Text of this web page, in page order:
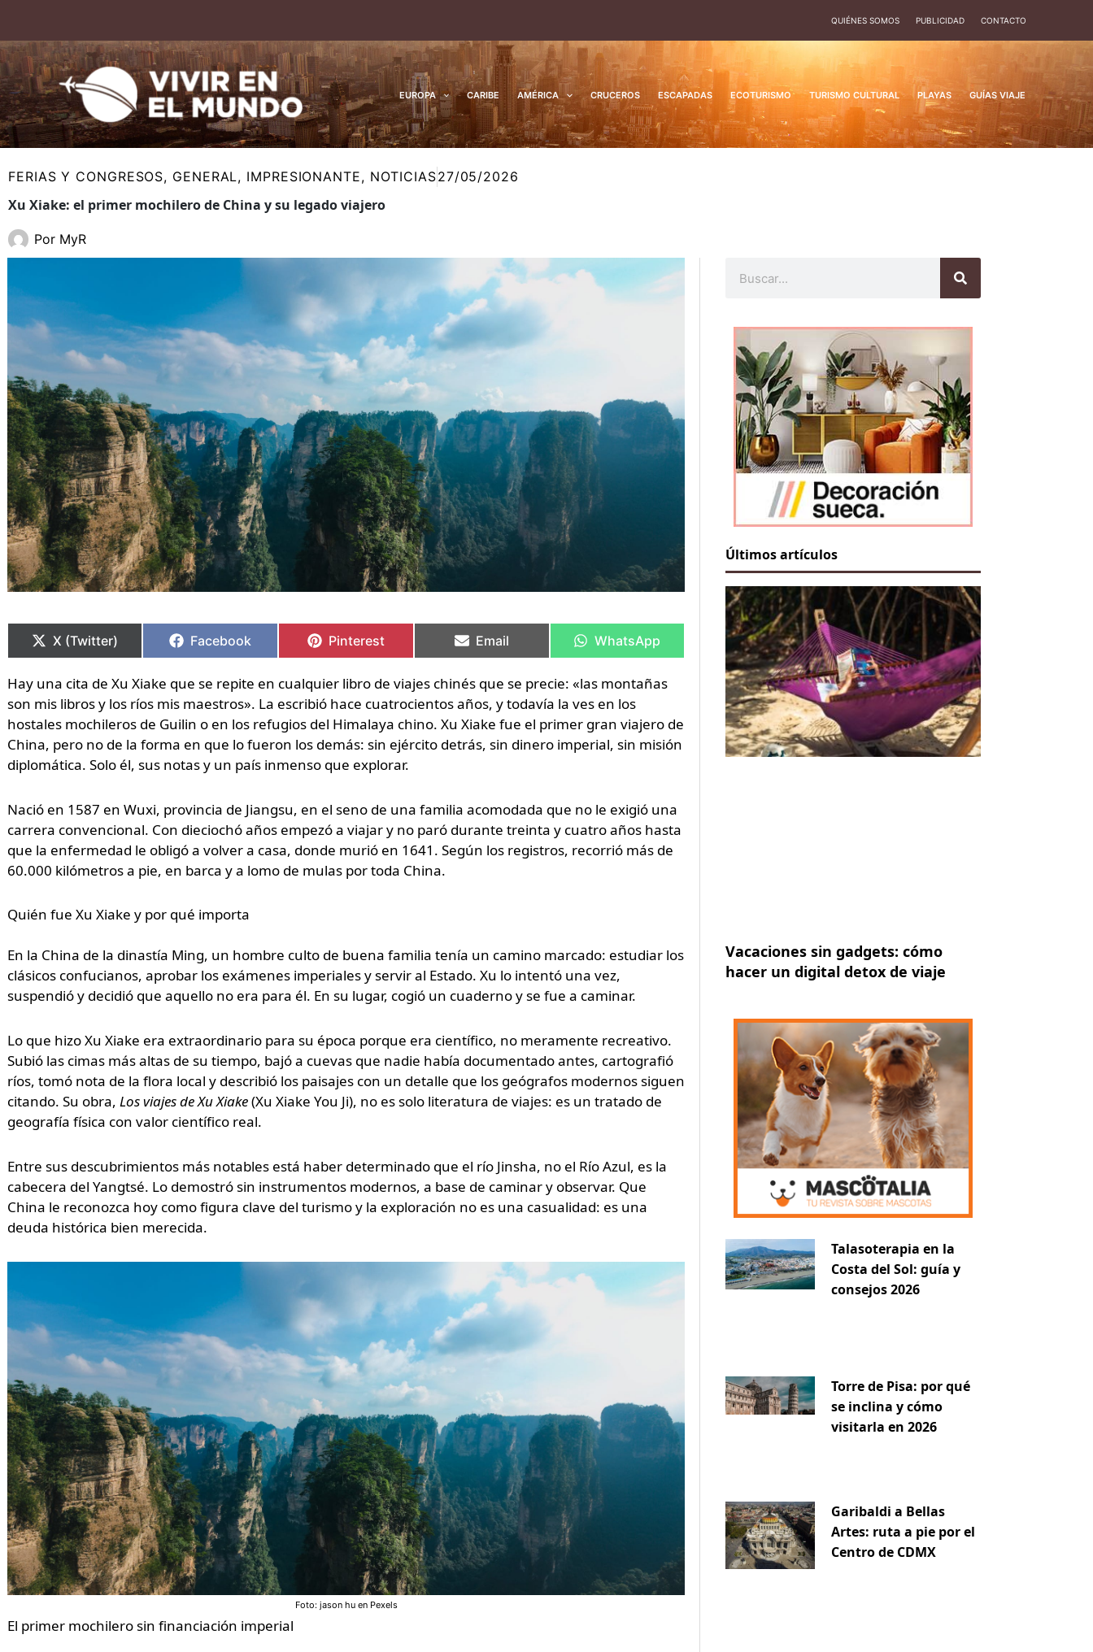
contenido
QUIÉNES SOMOS PUBLICIDAD CONTACTO
EUROPA CARIBE AMÉRICA CRUCEROS ESCAPADAS ECOTURISMO TURISMO CULTURAL PLAYAS GUÍAS VIAJE
FERIAS Y CONGRESOS, GENERAL, IMPRESIONANTE, NOTICIAS27/05/2026
Xu Xiake: el primer mochilero de China y su legado viajero
Por MyR
en
X (Twitter)
en
Facebook
en
Pinterest
en
Email
en
WhatsApp
Hay una cita de Xu Xiake que se repite en cualquier libro de viajes chinés que se precie: «las montañas
son mis libros y los ríos mis maestros». La escribió hace cuatrocientos años, y todavía la ves en los
hostales mochileros de Guilin o en los refugios del Himalaya chino. Xu Xiake fue el primer gran viajero de
China, pero no de la forma en que lo fueron los demás: sin ejército detrás, sin dinero imperial, sin misión
diplomática. Solo él, sus notas y un país inmenso que explorar.
Nació en 1587 en Wuxi, provincia de Jiangsu, en el seno de una familia acomodada que no le exigió una
carrera convencional. Con dieciochó años empezó a viajar y no paró durante treinta y cuatro años hasta
que la enfermedad le obligó a volver a casa, donde murió en 1641. Según los registros, recorrió más de
60.000 kilómetros a pie, en barca y a lomo de mulas por toda China.
Quién fue Xu Xiake y por qué importa
En la China de la dinastía Ming, un hombre culto de buena familia tenía un camino marcado: estudiar los
clásicos confucianos, aprobar los exámenes imperiales y servir al Estado. Xu lo intentó una vez,
suspendió y decidió que aquello no era para él. En su lugar, cogió un cuaderno y se fue a caminar.
Lo que hizo Xu Xiake era extraordinario para su época porque era científico, no meramente recreativo.
Subió las cimas más altas de su tiempo, bajó a cuevas que nadie había documentado antes, cartografió
ríos, tomó nota de la flora local y describió los paisajes con un detalle que los geógrafos modernos siguen
citando. Su obra, Los viajes de Xu Xiake(Xu Xiake You Ji), no es solo literatura de viajes: es un tratado de
geografía física con valor científico real.
Entre sus descubrimientos más notables está haber determinado que el río Jinsha, no el Río Azul, es la
cabecera del Yangtsé. Lo demostró sin instrumentos modernos, a base de caminar y observar. Que
China le reconozca hoy como figura clave del turismo y la exploración no es una casualidad: es una
deuda histórica bien merecida.
Foto: jason hu en Pexels
El primer mochilero sin financiación imperial
en
en
en
en
en
Últimos artículos
Vacaciones sin gadgets: cómo
hacer un digital detox de viaje
Talasoterapia en la
Costa del Sol: guía y
consejos 2026
Torre de Pisa: por qué
se inclina y cómo
visitarla en 2026
Garibaldi a Bellas
Artes: ruta a pie por el
Centro de CDMX